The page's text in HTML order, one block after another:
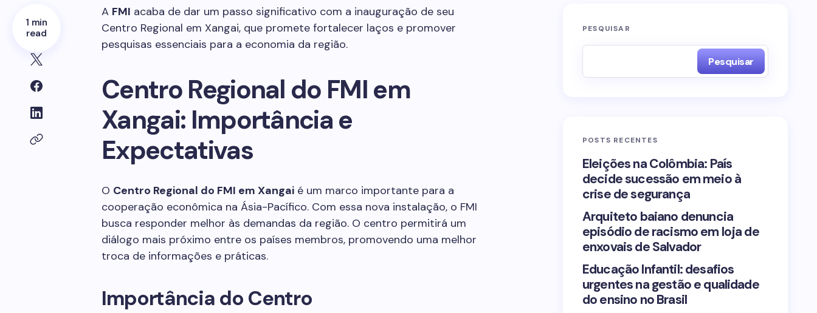
1 min
read
A FMI acaba de dar um passo significativo com a inauguração de seu
Centro Regional em Xangai, que promete fortalecer laços e promover
pesquisas essenciais para a economia da região.
Centro Regional do FMI em
Xangai: Importância e
Expectativas
O Centro Regional do FMI em Xangai é um marco importante para a
cooperação econômica na Ásia-Pacífico. Com essa nova instalação, o FMI
busca responder melhor às demandas da região. O centro permitirá um
diálogo mais próximo entre os países membros, promovendo uma melhor
troca de informações e práticas.
Importância do Centro
PESQUISAR
Pesquisar
POSTS RECENTES
Eleições na Colômbia: País
decide sucessão em meio à
crise de segurança
Arquiteto baiano denuncia
episódio de racismo em loja de
enxovais de Salvador
Educação Infantil: desafios
urgentes na gestão e qualidade
do ensino no Brasil